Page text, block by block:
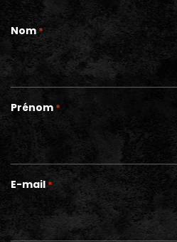
Nom *
Prénom *
E-mail *